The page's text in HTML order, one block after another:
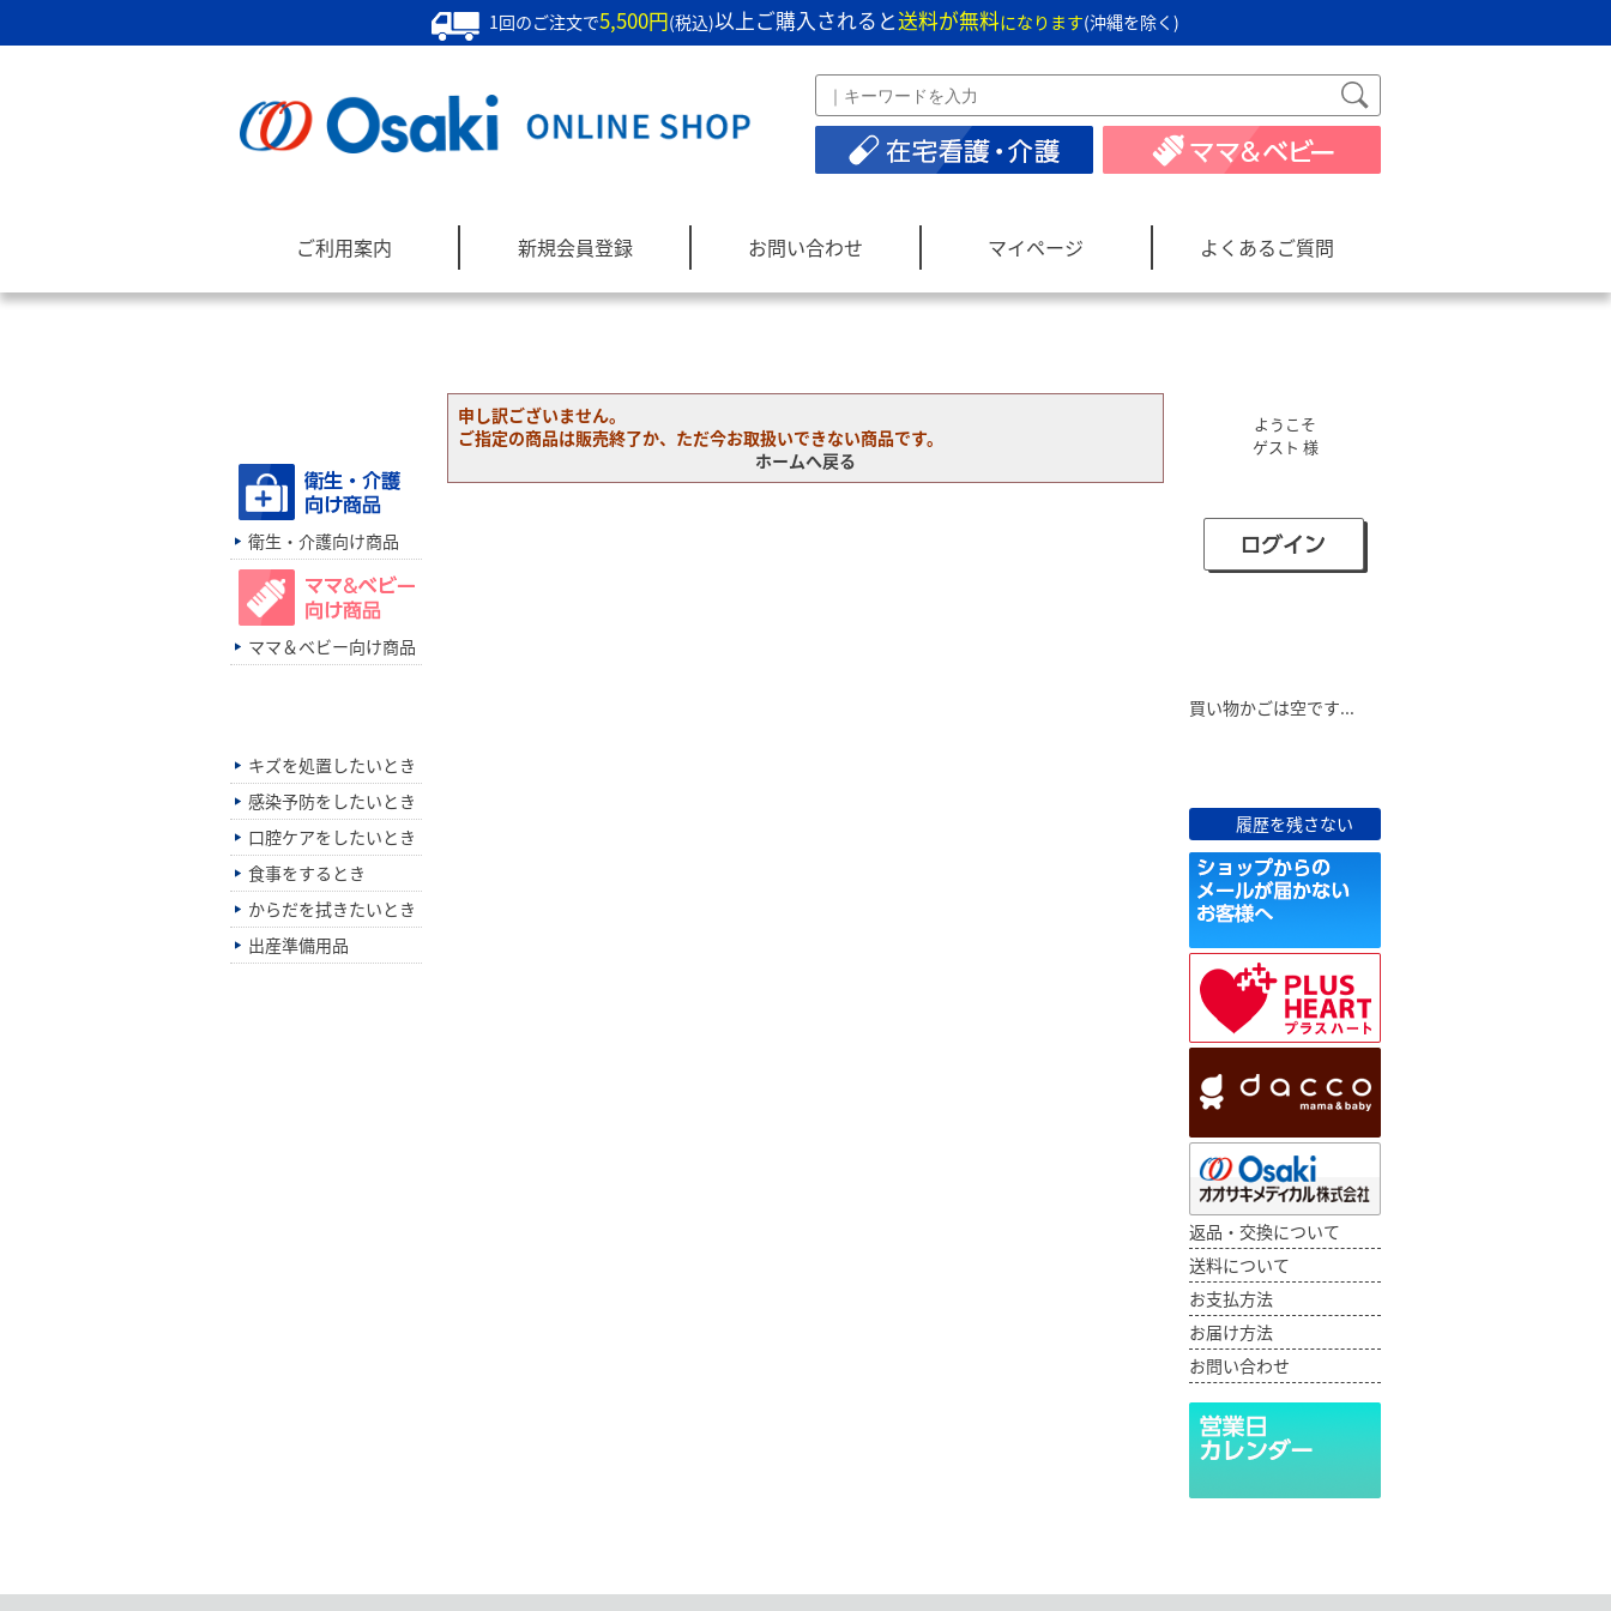
1回のご注文で5,500円(税込)以上ご購入されると送料が無料になります(沖縄を除く)
ご利用案内 新規会員登録 お問い合わせ マイページ よくあるご質問
申し訳ございません。
ご指定の商品は販売終了か、ただ今お取扱いできない商品です。
ホームへ戻る
衛生・介護向け商品
ママ＆ベビー向け商品
キズを処置したいとき
感染予防をしたいとき
口腔ケアをしたいとき
食事をするとき
からだを拭きたいとき
出産準備用品
ようこそ
ゲスト 様
買い物かごは空です...
履歴を残さない
返品・交換について
送料について
お支払方法
お届け方法
お問い合わせ